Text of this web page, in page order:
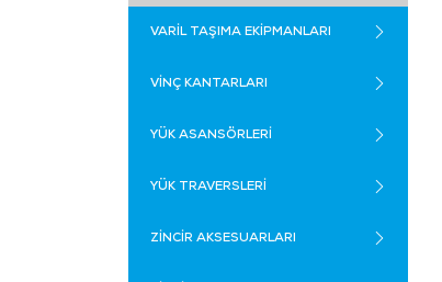
VARİL TAŞIMA EKİPMANLARI
VİNÇ KANTARLARI
YÜK ASANSÖRLERİ
YÜK TRAVERSLERİ
ZİNCİR AKSESUARLARI